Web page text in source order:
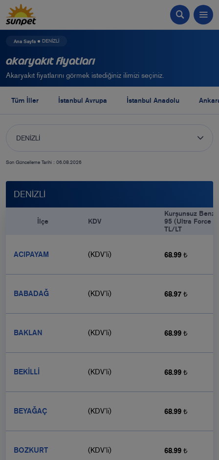
Ana Sayfa DENİZLİ
Akaryakıt Fiyatları
Akaryakıt fiyatlarını görmek istediğiniz ilimizi seçiniz.
Tüm İller İstanbul Avrupa İstanbul Anadolu
DENİZLİ
Son Güncelleme Tarihi : 06.08.2026
DENİZLİ
KDV
Kurşunsuz
95 (Ultra Force
TL/LT
ACIPAYAM (KDV’li) 68.99 ₺
BABADAĞ (KDV’li) 68.97 ₺
BAKLAN (KDV’li) 68.99 ₺
BEKİLLİ (KDV’li) 68.99 ₺
BEYAĞAÇ (KDV’li) 68.99 ₺
BOZKURT (KDV’li) 68.99 ₺